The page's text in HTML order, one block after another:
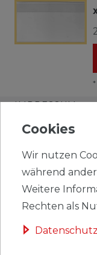
*
IMPRESSUM
DATENSCHUTZ
VERSAND
AGB
Cookies
Wir nutzen
während
Weitere
Rechten als